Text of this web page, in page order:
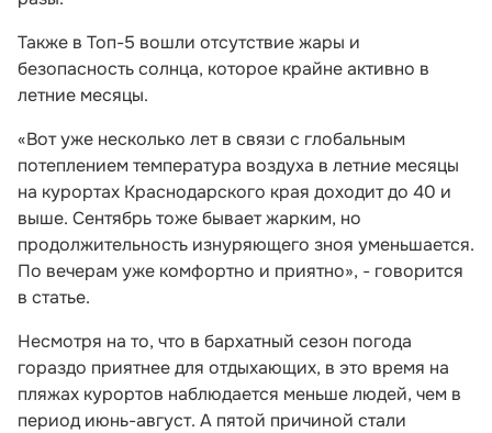
Также в Топ-5 вошли отсутствие жары и
безопасность солнца, которое крайне активно в
летние месяцы.
«Вот уже несколько лет в связи с глобальным
потеплением температура воздуха в летние месяцы
на курортах Краснодарского края доходит до 40 и
выше. Сентябрь тоже бывает жарким, но
продолжительность изнуряющего зноя уменьшается.
По вечерам уже комфортно и приятно», - говорится
в статье.
Несмотря на то, что в бархатный сезон погода
гораздо приятнее для отдыхающих, в это время на
пляжах курортов наблюдается меньше людей, чем в
период июнь-август. А пятой причиной стали